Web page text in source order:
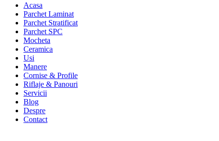
Acasa
Parchet Laminat
Parchet Stratificat
Parchet SPC
Mocheta
Ceramica
Usi
Manere
Cornise & Profile
Riflaje & Panouri
Servicii
Blog
Despre
Contact